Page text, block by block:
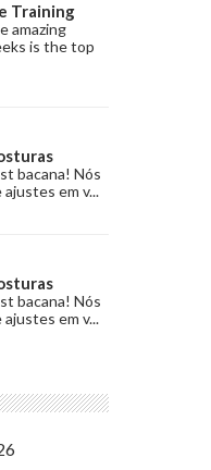
Training
amazing
is the top
bacana! Nós
em v...
bacana! Nós
em v...